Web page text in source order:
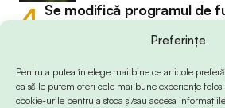
Preferințe
Pentru a putea înțelege mai bine ce articole
ca să le putem oferi cele mai bune experiențe
cookie-urile pentru a stoca și/sau accesa
Se modifică programul de
potabile în localitatea Mihail